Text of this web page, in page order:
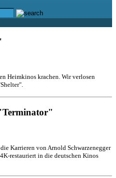
Heimkinos krachen. Wir verlosen
Karrieren von Arnold Schwarzenegger
restauriert in die deutschen Kinos